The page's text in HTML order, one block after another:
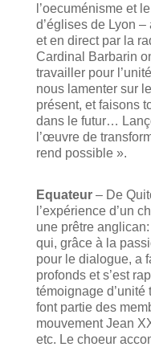
l’oecuménisme et
d’églises de Lyon
et en direct par la
Cardinal Barbarin
travailler pour
nous lamenter sur
présent, et faisons
dans le futur…
l’œuvre de
rend possible ».
Equateur– De
l’expérience d’un
une prêtre
qui, grâce à la
pour le dialogue, a
profonds et s’est
témoignage d’unité
font partie des
mouvement Jean
etc. Le choeur